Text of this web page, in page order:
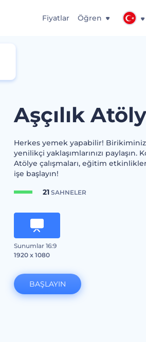
Fiyatlar Öğren
Aşçılık
Herkes yemek yapabilir!
yenilikçi yaklaşımlarınızı paylaşın.
Atölye çalışmaları, eğitim
işe başlayın!
21 SAHNELER
Sunumlar 16:9
1920 x 1080
BAŞLAYIN